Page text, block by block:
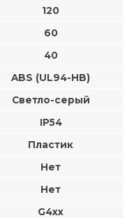
120
60
40
ABS (UL94-HB)
Светло-серый
IP54
Пластик
Нет
Нет
G4xx